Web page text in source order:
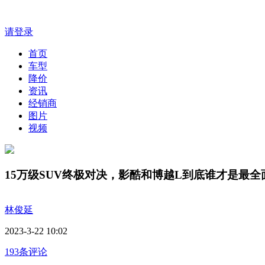
请登录
首页
车型
降价
资讯
经销商
图片
视频
15万级SUV终极对决，影酷和博越L到底谁才是最全
林俊延
2023-3-22 10:02
193条评论